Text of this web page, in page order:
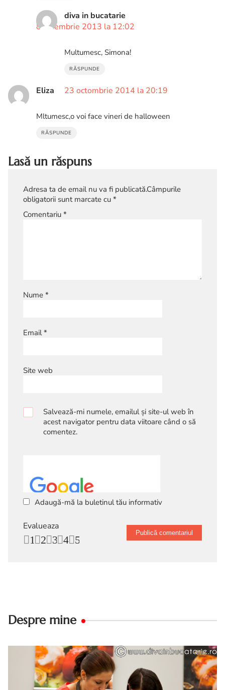
diva in bucatarie
8 noiembrie 2013 la 12:02
Multumesc, Simona!
RĂSPUNDE
Eliza 23 octombrie 2014 la 20:19
Mltumesc,o voi face vineri de halloween
RĂSPUNDE
Lasă un răspuns
Adresa ta de email nu va fi publicată.Câmpurile
obligatorii sunt marcate cu *
Comentariu *
Nume *
Email*
Site web
Salvează-mi numele, emailul și site-ul web în
acest navigator pentru data viitoare când o să
comentez.
Adaugă-mă la buletinul tău informativ
Evalueaza
5
4
3
2
1
Despre mine